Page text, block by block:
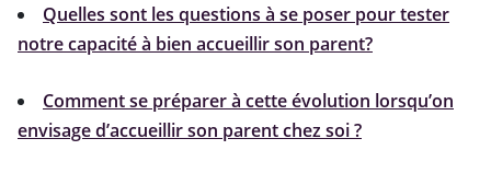
Quelles sont les questions à se poser pour tester
notre capacité à bien accueillir son parent?
Comment se préparer à cette évolution lorsqu’on
envisage d’accueillir son parent chez soi ?